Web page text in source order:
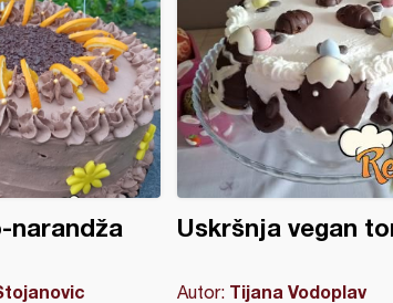
narandža Uskršnja vegan
Autor: Tijana Vodoplav